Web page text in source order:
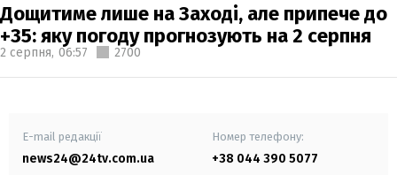
Дощитиме лише на Заході, але припече до
+35: яку погоду прогнозують на 2 серпня
2 серпня, 06:57 2700
E-mail редакції
news24@24tv.com.ua
Номер телефону:
+38 044 390 5077